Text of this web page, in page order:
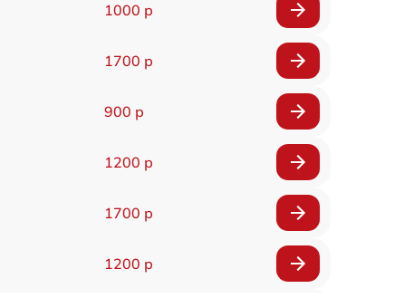
1000 р
1700 р
900 р
1200 р
1700 р
1200 р